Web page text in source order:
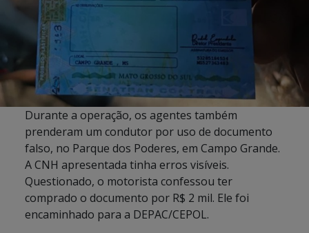
Durante a operação, os agentes também
prenderam um condutor por uso de documento
falso, no Parque dos Poderes, em Campo Grande.
A CNH apresentada tinha erros visíveis.
Questionado, o motorista confessou ter
comprado o documento por R$ 2 mil. Ele foi
encaminhado para a DEPAC/CEPOL.